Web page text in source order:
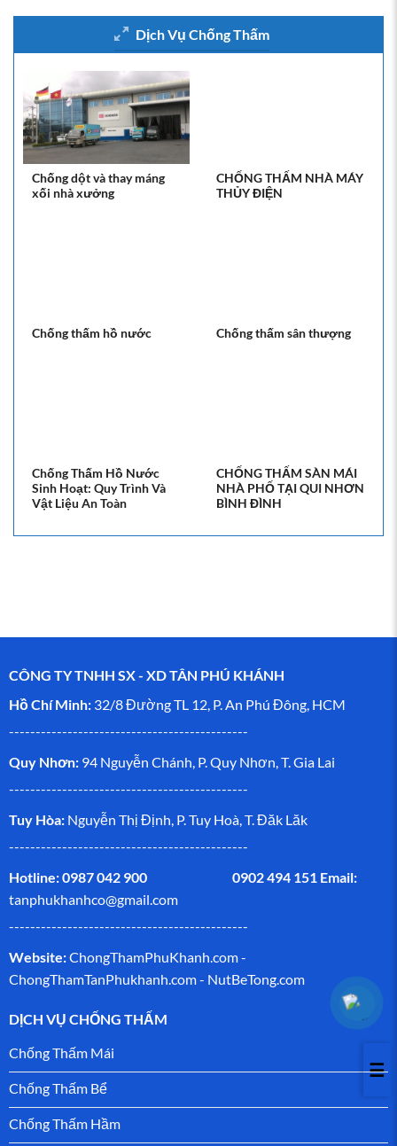
☰
Dịch Vụ Chống Thấm
Chống dột và thay máng
xối nhà xưởng
CHỐNG THẤM NHÀ MÁY
THỦY ĐIỆN
Chống thấm hồ nước Chống thấm sân thượng
Chống Thấm Hồ Nước
Sinh Hoạt: Quy Trình Và
Vật Liệu An Toàn
CHỐNG THẤM SÀN MÁI
NHÀ PHỐ TẠI QUI NHƠN
BÌNH ĐÌNH
CÔNG TY TNHH SX - XD TÂN PHÚ KHÁNH
Hồ Chí Minh: 32/8 Đường TL 12, P. An Phú Đông, HCM
---------------------------------------------
Quy Nhơn: 94 Nguyễn Chánh, P. Quy Nhơn, T. Gia Lai
---------------------------------------------
Tuy Hòa: Nguyễn Thị Định, P. Tuy Hoà, T. Đăk Lăk
---------------------------------------------
Hotline: 0987 042 900 0902 494 151 Email:
tanphukhanhco@gmail.com
---------------------------------------------
Website:ChongThamPhuKhanh.com -
ChongThamTanPhukhanh.com- NutBeTong.com
DỊCH VỤ CHỐNG THẤM
Chống Thấm Mái
Chống Thấm Bể
Chống Thấm Hầm